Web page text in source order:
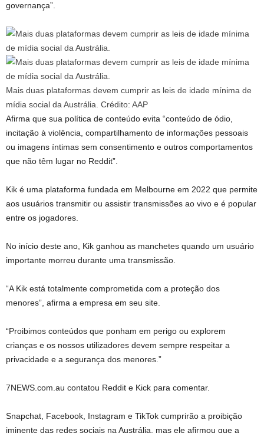
governança”.
Mais duas plataformas devem cumprir as leis de idade mínima de
mídia social da Austrália. Crédito: AAP
Afirma que sua política de conteúdo evita “conteúdo de ódio,
incitação à violência, compartilhamento de informações pessoais
ou imagens íntimas sem consentimento e outros comportamentos
que não têm lugar no Reddit”.
Kik é uma plataforma fundada em Melbourne em 2022 que permite
aos usuários transmitir ou assistir transmissões ao vivo e é popular
entre os jogadores.
No início deste ano, Kik ganhou as manchetes quando um usuário
importante morreu durante uma transmissão.
“A Kik está totalmente comprometida com a proteção dos
menores”, afirma a empresa em seu site.
“Proibimos conteúdos que ponham em perigo ou explorem
crianças e os nossos utilizadores devem sempre respeitar a
privacidade e a segurança dos menores.”
7NEWS.com.au contatou Reddit e Kick para comentar.
Snapchat, Facebook, Instagram e TikTok cumprirão a proibição
iminente das redes sociais na Austrália, mas ele afirmou que a